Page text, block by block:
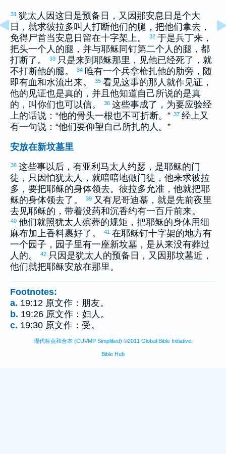
31 犹太 人因这日是预备日，又因那安息日是个大
日，就求彼拉多叫人打断他们的腿，把他们拿去，
免得尸首当安息日留在十字架上。
32 于是兵丁来，
把头一个人的腿，并与耶稣同钉第二个人的腿，都
打断了。
33 只是来到耶稣那里，见他已经死了，就
不打断他的腿。
34 唯有一个兵拿枪扎他的肋旁，随
即有血和水流出来。
35 看见这事的那人就作见证，
他的见证也是真的，并且他知道自己所说的是真
的，叫你们也可以信。
36 这些事成了，为要应验经
上的话说：“他的骨头一根也不可折断。” 37 经上又
有一句说：“他们要仰望自己所扎的人。”
安放在新坟墓里
38 这些事以后，有亚利马太 人约瑟 ，是耶稣的门
徒，只因怕犹太 人，就暗暗地做门徒，他来求彼拉
多 ，要把耶稣的身体领去。 彼拉多 允准，他就把耶
稣的身体领去了。
39 又有尼哥迪慕 ，就是先前夜里
去见耶稣的，带着没药和沉香约有一百斤前来。
40 他们就照犹太 人殡葬的规矩，把耶稣的身体用细
麻布加上香料裹好了。
41 在耶稣钉十字架的地方有
一个园子，园子里有一座新坟墓，是从来没有葬过
人的。
42 只因是犹太 人的预备日，又因那坟墓近，
他们就把耶稣安放在那里。
Footnotes:
a. 19:12 原文作：朋友。
b. 19:26 原文作：妇人。
c. 19:30 原文作：受。
现代标点和合本 (CUVMP Simplified) ©2011 Global Bible Initiative.
Bible Hub